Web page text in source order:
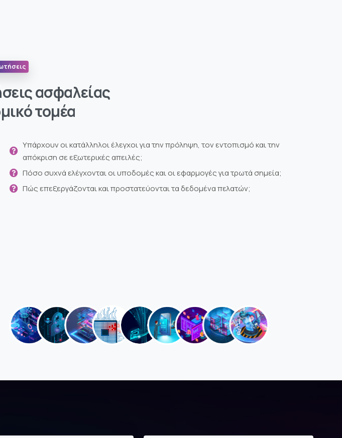
ασφαλείας
τομέα
Υπάρχουν οι κατάλληλοι έλεγχοι για την πρόληψη, τον εντοπισμό και την
απόκριση σε εξωτερικές απειλές;
Πόσο συχνά ελέγχονται οι υποδομές και οι εφαρμογές για τρωτά σημεία;
Πώς επεξεργάζονται και προστατεύονται τα δεδομένα πελατών;